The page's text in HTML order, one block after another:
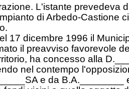
L'istante prevedeva
di Arbedo-Castione
17 dicembre 1996 il
il preavviso favorevole
ha concesso alla
nel contempo
e da B.A.________